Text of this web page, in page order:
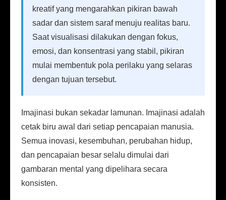
kreatif yang mengarahkan pikiran bawah
sadar dan sistem saraf menuju realitas baru.
Saat visualisasi dilakukan dengan fokus,
emosi, dan konsentrasi yang stabil, pikiran
mulai membentuk pola perilaku yang selaras
dengan tujuan tersebut.
Imajinasi bukan sekadar lamunan. Imajinasi adalah
cetak biru awal dari setiap pencapaian manusia.
Semua inovasi, kesembuhan, perubahan hidup,
dan pencapaian besar selalu dimulai dari
gambaran mental yang dipelihara secara
konsisten.